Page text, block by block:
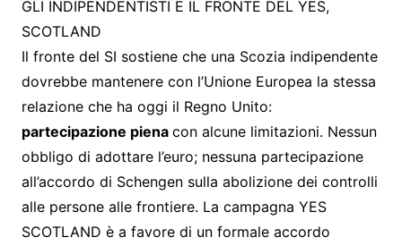
GLI INDIPENDENTISTI E IL FRONTE DEL YES,
SCOTLAND
Il fronte del SI sostiene che una Scozia indipendente
dovrebbe mantenere con l’Unione Europea la stessa
relazione che ha oggi il Regno Unito:
partecipazione piena con alcune limitazioni. Nessun
obbligo di adottare l’euro; nessuna partecipazione
all’accordo di Schengen sulla abolizione dei controlli
alle persone alle frontiere. La campagna YES
SCOTLAND è a favore di un formale accordo